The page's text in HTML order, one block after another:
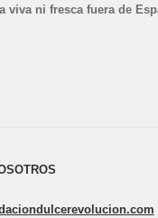
viva ni fresca fuera de